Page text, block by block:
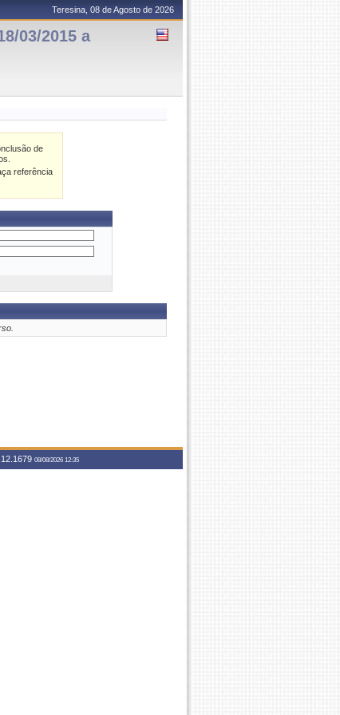
Teresina, 08 de Agosto de 2026
03/2015 a
de
referência
08/08/2026 12:35